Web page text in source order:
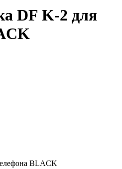
DF K-2 для
BLACK